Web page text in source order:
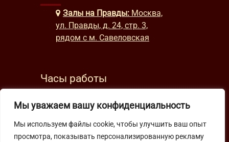
Мы уважаем вашу конфиденциальность
Мы используем файлы cookie, чтобы улучшить ваш опыт
просмотра, показывать персонализированную рекламу
Залы на Правды: Москва,
ул. Правды, д. 24, стр. 3,
рядом с м. Савеловская
Часы работы
будни: с 9:00 до 22:00